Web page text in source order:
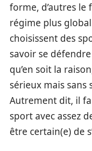
forme, d’autres le
régime plus
choisissent des
savoir se
qu’en soit la
sérieux mais sans
Autrement dit, il
sport avec assez
être certain(e) de